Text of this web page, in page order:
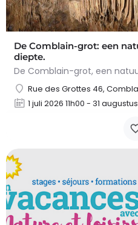
De Comblain-grot: een
diepte.
Rue des Grottes 46,
1 juli 2026 11h00 - 31